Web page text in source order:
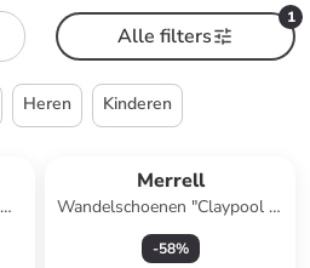
1
Alle filters
Heren Kinderen
Merrell
Wandelschoenen "Claypool 2"
zwart/paars
-58%